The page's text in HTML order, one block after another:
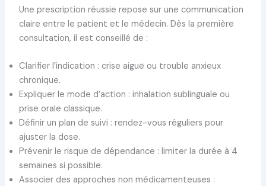
Une prescription réussie repose sur une communication
claire entre le patient et le médecin. Dès la première
consultation, il est conseillé de :
Clarifier l’indication : crise aiguë ou trouble anxieux
chronique.
Expliquer le mode d’action : inhalation sublinguale ou
prise orale classique.
Définir un plan de suivi : rendez-vous réguliers pour
ajuster la dose.
Prévenir le risque de dépendance : limiter la durée à 4
semaines si possible.
Associer des approches non médicamenteuses :